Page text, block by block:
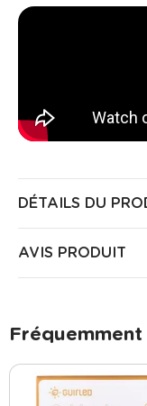
DÉTAILS DU
AVIS PRODUIT